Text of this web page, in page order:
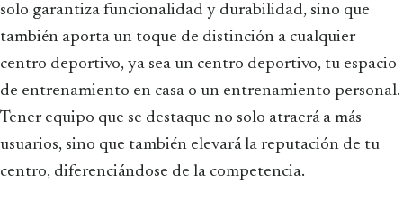
solo garantiza funcionalidad y durabilidad, sino que
también aporta un toque de distinción a cualquier
centro deportivo, ya sea un centro deportivo, tu espacio
de entrenamiento en casa o un entrenamiento personal.
Tener equipo que se destaque no solo atraerá a más
usuarios, sino que también elevará la reputación de tu
centro, diferenciándose de la competencia.